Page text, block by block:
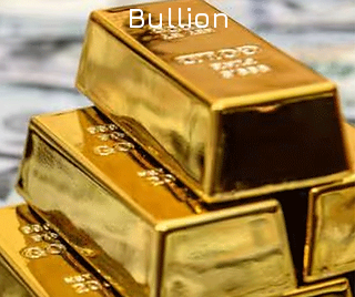
Bullion